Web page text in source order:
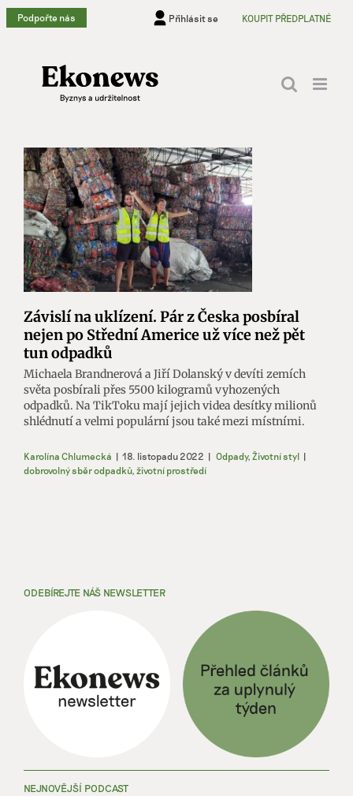
Přeskočit
na
Podpořte nás Přihlásit se KOUPIT PŘEDPLATNÉ
Závislí na uklízení. Pár z Česka posbíral
nejen po Střední Americe už více než pět
tun odpadků
Michaela Brandnerová a Jiří Dolanský v devíti zemích
světa posbírali přes 5500 kilogramů vyhozených
odpadků. Na TikToku mají jejich videa desítky milionů
shlédnutí a velmi populární jsou také mezi místními.
Karolína Chlumecká | 18. listopadu 2022 | Odpady, Životní styl |
dobrovolný sběr odpadků, životní prostředí
ODEBÍREJTE NÁŠ NEWSLETTER
NEJNOVĚJŠÍ PODCAST